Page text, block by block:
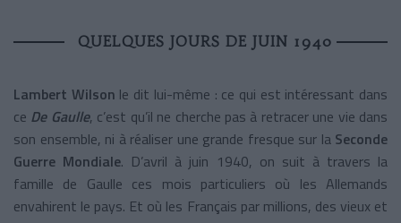
QUELQUES JOURS DE JUIN 1940
Lambert Wilson le dit lui-même : ce qui est intéressant dans
ce De Gaulle, c’est qu’il ne cherche pas à retracer une vie dans
son ensemble, ni à réaliser une grande fresque sur la Seconde
Guerre Mondiale. D’avril à juin 1940, on suit à travers la
famille de Gaulle ces mois particuliers où les Allemands
envahirent le pays. Et où les Français par millions, des vieux et